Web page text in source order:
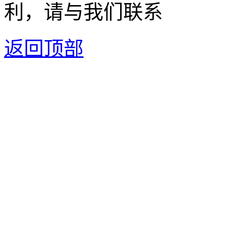
利，请与我们联系
返回顶部